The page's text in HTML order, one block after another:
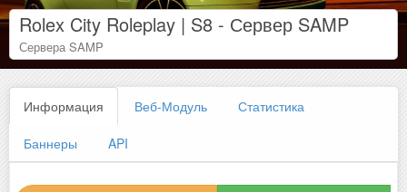
Rolex City Roleplay | S8 - Сервер SAMP
Сервера SAMP
Информация Веб-Модуль Статистика
Баннеры API